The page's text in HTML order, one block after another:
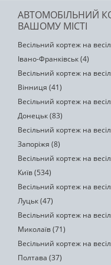
АВТОМОБІЛЬНИЙ
ВАШОМУ МІСТІ
Весільний кортеж на
Івано-Франківськ (4)
Весільний кортеж на
Вінниця (41)
Весільний кортеж на
Донецьк (83)
Весільний кортеж на
Запоріжя (8)
Весільний кортеж на
Київ (534)
Весільний кортеж на
Луцьк (47)
Весільний кортеж на
Миколаїв (71)
Весільний кортеж на
Полтава (37)